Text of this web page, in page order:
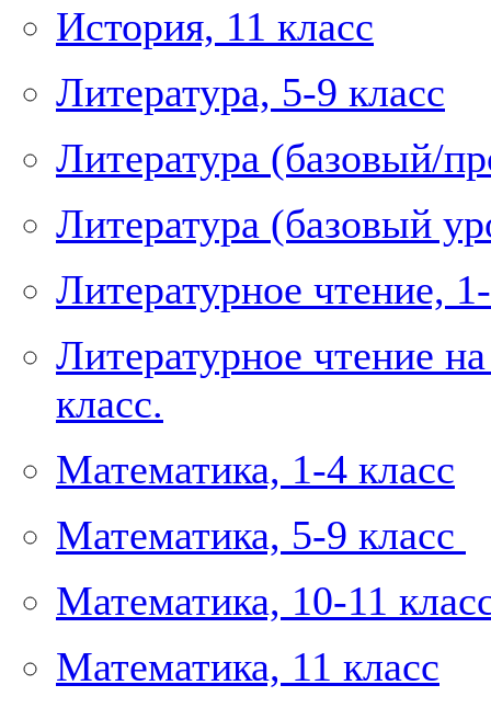
История, 11 класс
Литература, 5-9 класс
Литература (базовый/
Литература (базовый
Литературное чтение,
Литературное чтение
класс.
Математика, 1-4 класс
Математика, 5-9 класс
Математика, 10-11
Математика, 11 класс